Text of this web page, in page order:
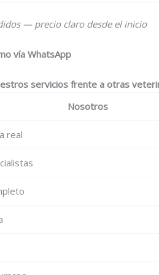
— precio claro desde el inicio
vía WhatsApp
servicios frente a otras
Nosotros
real